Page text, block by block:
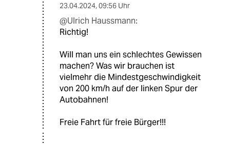
23.04.2024, 09:56 Uhr
@Ulrich Haussmann:
Richtig!
Will man uns ein schlechtes Gewissen
machen? Was wir brauchen ist
vielmehr die Mindestgeschwindigkeit
von 200 km/h auf der linken Spur der
Autobahnen!
Freie Fahrt für freie Bürger!!!